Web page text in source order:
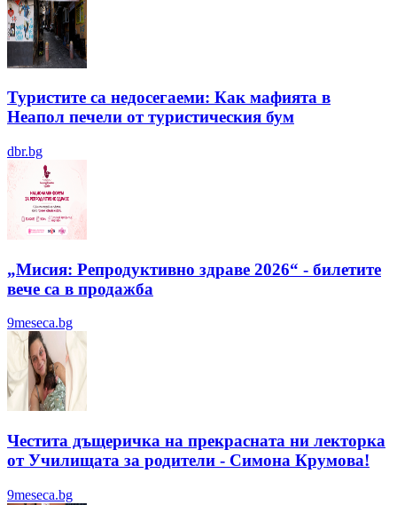
Туристите са недосегаеми: Как мафията в
Неапол печели от туристическия бум
dbr.bg
„Мисия: Репродуктивно здраве 2026“ - билетите
вече са в продажба
9meseca.bg
Честита дъщеричка на прекрасната ни лекторка
от Училищата за родители - Симона Крумова!
9meseca.bg